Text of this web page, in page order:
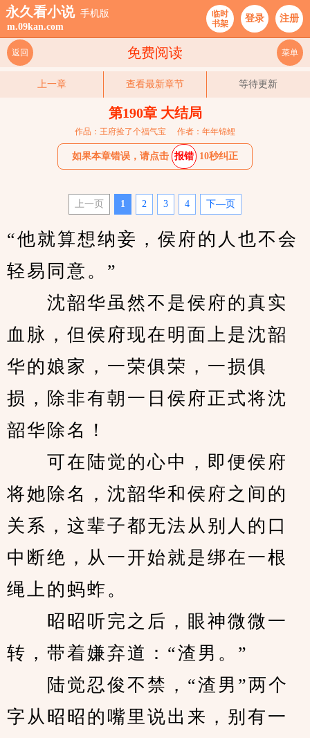
永久看小说 手机版
m.09kan.com
临时
书架
登录 注册
免费阅读
返回 菜单
上一章 查看最新章节 等待更新
第190章 大结局
作品：王府捡了个福气宝 作者：年年锦鲤
如果本章错误，请点击 报错 10秒纠正
上一页 1 2 3 4 下—页
“他就算想纳妾，侯府的人也不会
轻易同意。”
沈韶华虽然不是侯府的真实
血脉，但侯府现在明面上是沈韶
华的娘家，一荣俱荣，一损俱
损，除非有朝一日侯府正式将沈
韶华除名！
可在陆觉的心中，即便侯府
将她除名，沈韶华和侯府之间的
关系，这辈子都无法从别人的口
中断绝，从一开始就是绑在一根
绳上的蚂蚱。
昭昭听完之后，眼神微微一
转，带着嫌弃道：“渣男。”
陆觉忍俊不禁，“渣男”两个
字从昭昭的嘴里说出来，别有一